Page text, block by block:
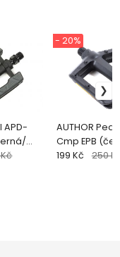
APD-
AUTHOR
Cmp
- 20%
199 Kč 250